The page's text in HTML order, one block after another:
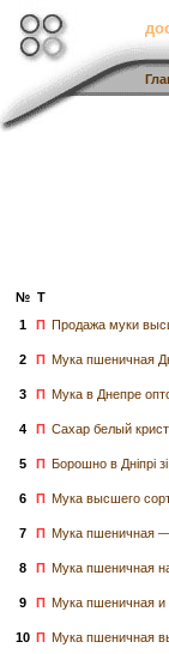
№ Т
1
П Продажа муки
2 П Мука пшеничная
3 П Мука в Днепре
4 П Сахар белый
5 П Борошно в Дніпрі
6 П Мука высшего
7 П Мука пшеничная —
8 П Мука пшеничная
9 П Мука пшеничная и
10 П Мука пшеничная